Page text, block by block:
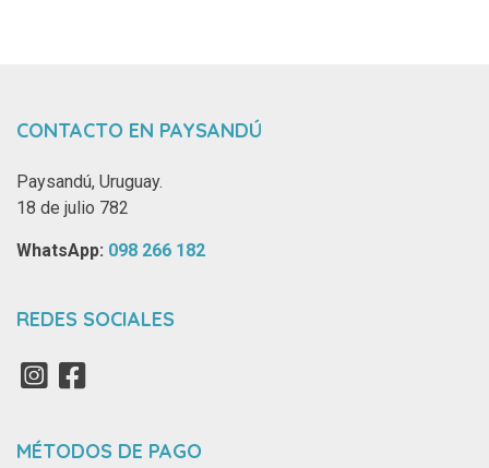
CONTACTO EN PAYSANDÚ
Paysandú, Uruguay.
18 de julio 782
WhatsApp: ‪ 098 266 182‬
REDES SOCIALES
MÉTODOS DE PAGO